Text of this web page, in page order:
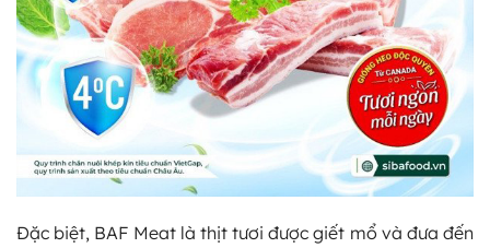
Đặc biệt, BAF Meat là thịt tươi được giết mổ và đưa đến